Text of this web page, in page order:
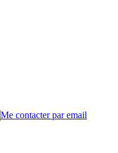
Me contacter par email